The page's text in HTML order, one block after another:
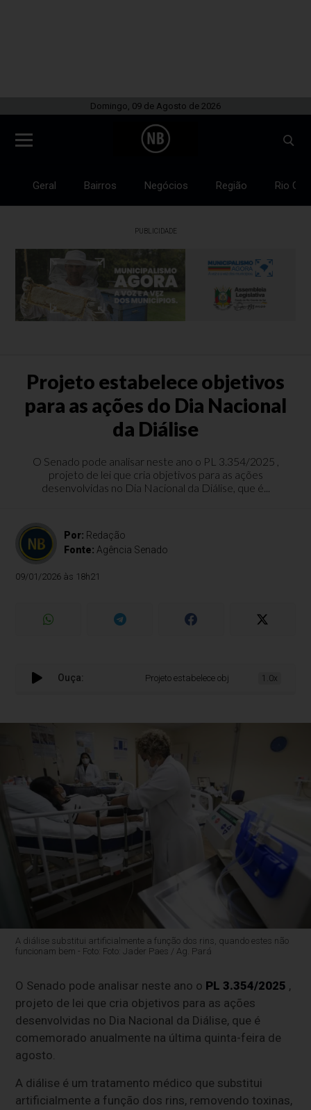
Domingo, 09 de Agosto de 2026
Geral Bairros Negócios Região Rio
PUBLICIDADE
Projeto estabelece objetivos
para as ações do Dia Nacional
da Diálise
O Senado pode analisar neste ano o PL 3.354/2025 ,
projeto de lei que cria objetivos para as ações
desenvolvidas no Dia Nacional da Diálise, que é...
Por: Redação
Fonte: Agência Senado
09/01/2026 às 18h21
Ouça: Projeto estabelece objetivos para as ações
1.0x
A diálise substitui artificialmente a função dos rins, quando estes não
funcionam bem - Foto: Foto: Jader Paes / Ag. Pará
O Senado pode analisar neste ano o PL 3.354/2025 ,
projeto de lei que cria objetivos para as ações
desenvolvidas no Dia Nacional da Diálise, que é
comemorado anualmente na última quinta-feira de
agosto.
A diálise é um tratamento médico que substitui
artificialmente a função dos rins, removendo toxinas,